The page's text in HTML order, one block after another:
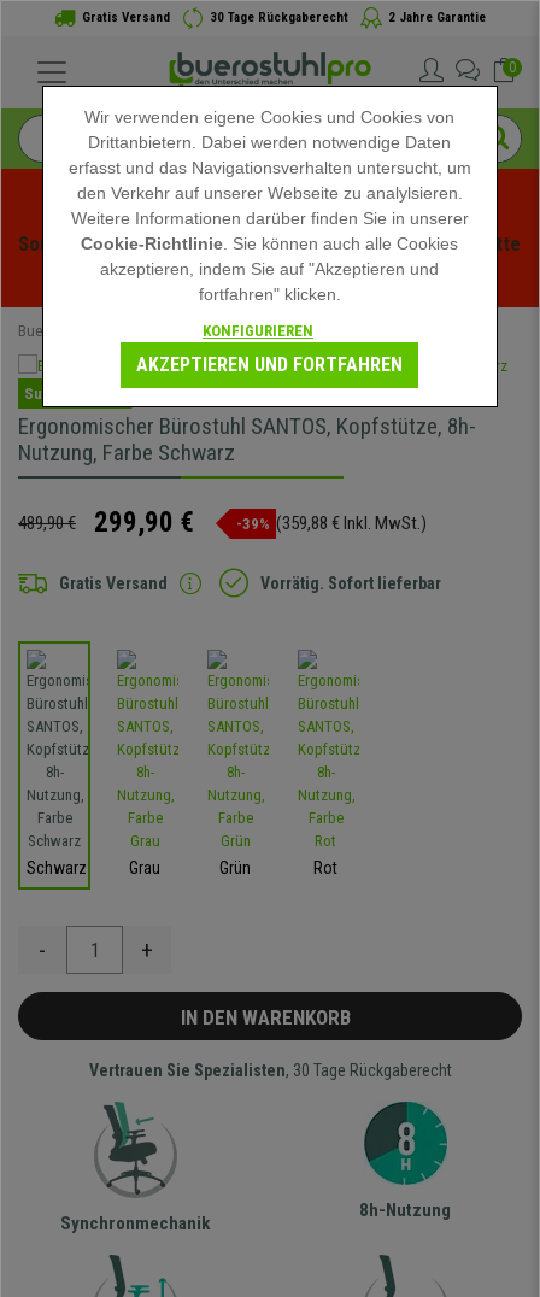
Gratis Versand 30 Tage Rückgaberecht 2 Jahre Garantie
0
Sommerschlussverauf bei buerstuhlpro! Exklusive Rabatte
für kurze Zeit - Aktion ansehen -
Buerostuhlpro Ergonomische Bürostühle
Super Angebot
Ergonomischer Bürostuhl SANTOS, Kopfstütze, 8h-
Nutzung, Farbe Schwarz
489,90 € 299,90 € -39% (359,88 € Inkl. MwSt.)
Gratis Versand Vorrätig. Sofort lieferbar
Schwarz Grau Grün Rot
- +
IN DEN WARENKORB
Vertrauen Sie Spezialisten, 30 Tage Rückgaberecht
Synchronmechanik
8h-Nutzung
Wir verwenden eigene Cookies und Cookies von
Drittanbietern. Dabei werden notwendige Daten
erfasst und das Navigationsverhalten untersucht, um
den Verkehr auf unserer Webseite zu analylsieren.
Weitere Informationen darüber finden Sie in unserer
Cookie-Richtlinie . Sie können auch alle Cookies
akzeptieren, indem Sie auf "Akzeptieren und
fortfahren" klicken.
KONFIGURIEREN
AKZEPTIEREN UND FORTFAHREN